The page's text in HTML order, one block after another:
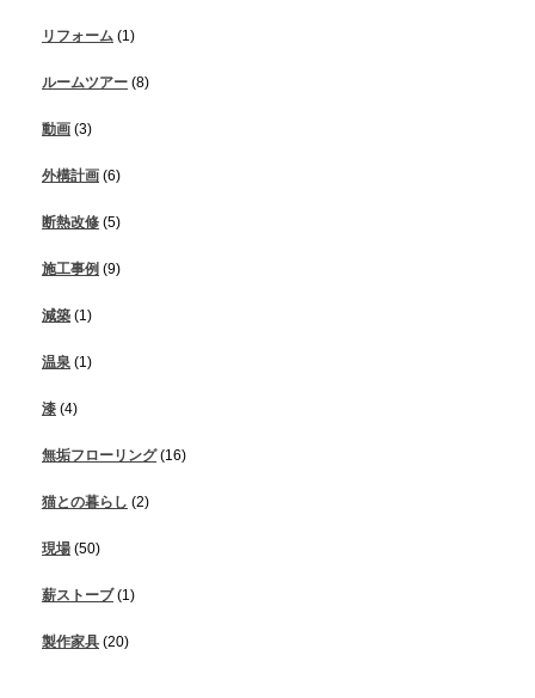
リフォーム (1)
ルームツアー (8)
動画 (3)
外構計画 (6)
断熱改修 (5)
施工事例 (9)
減築 (1)
温泉 (1)
漆 (4)
無垢フローリング(16)
猫との暮らし (2)
現場 (50)
薪ストーブ(1)
製作家具 (20)